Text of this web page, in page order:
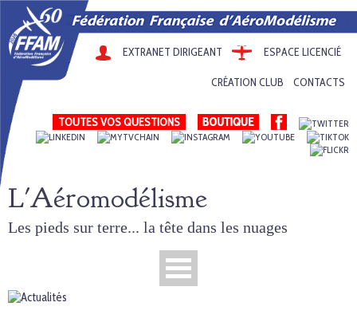
EXTRANET DIRIGEANT ESPACE LICENCIÉ
CRÉATION CLUB CONTACTS
TOUTES VOS QUESTIONS
L'Aéromodélisme
Les pieds sur terre... la tête dans les nuages